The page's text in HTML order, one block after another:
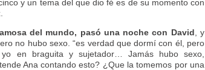
y un tema del que dio fé es de su momento con
del mundo, pasó una noche con David , y
no hubo sexo. “es verdad que dormí con él, pero
en braguita y sujetador… Jamás hubo sexo,
Ana contando esto? ¿Que la tomemos por una